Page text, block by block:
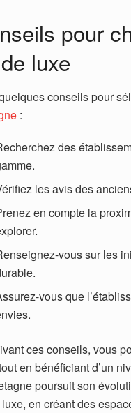
pour
luxe
conseils pour
:
des
les avis des
en compte la
vous sur les
vous que
ces conseils, vous
en bénéficiant d’un
poursuit son
en créant des